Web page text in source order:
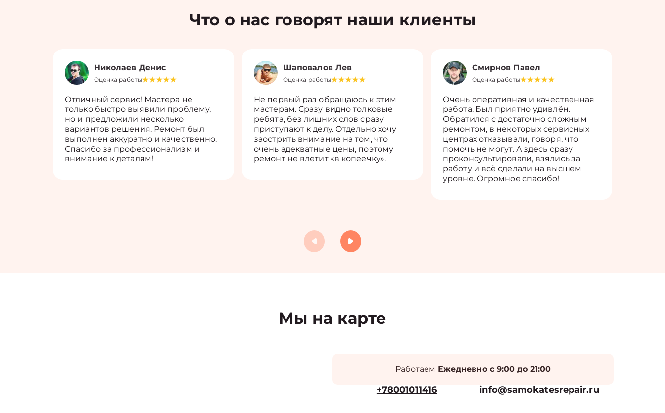
Что о нас говорят наши клиенты
Николаев Денис
Оценка работы
Отличный сервис! Мастера не
только быстро выявили проблему,
но и предложили несколько
вариантов решения. Ремонт был
выполнен аккуратно и качественно.
Спасибо за профессионализм и
внимание к деталям!
Шаповалов Лев
Оценка работы
Не первый раз обращаюсь к этим
мастерам. Сразу видно толковые
ребята, без лишних слов сразу
приступают к делу. Отдельно хочу
заострить внимание на том, что
очень адекватные цены, поэтому
ремонт не влетит «в копеечку».
Смирнов Павел
Оценка работы
Очень оперативная и качественная
работа. Был приятно удивлён.
Обратился с достаточно сложным
ремонтом, в некоторых сервисных
центрах отказывали, говоря, что
помочь не могут. А здесь сразу
проконсультировали, взялись за
работу и всё сделали на высшем
уровне. Огромное спасибо!
Мы на карте
Работаем Ежедневно с 9:00 до 21:00
+78001011416 info@samokatesrepair.ru